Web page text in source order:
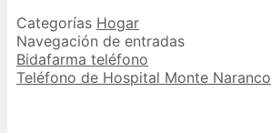
Categorías Hogar
Navegación de entradas
Bidafarma teléfono
Teléfono de Hospital Monte Naranco